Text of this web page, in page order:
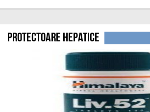
Protectoare hepatice